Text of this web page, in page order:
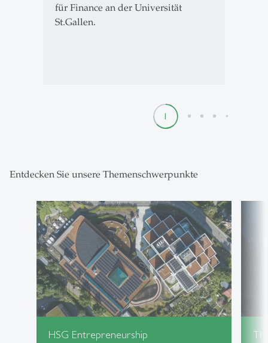
für Finance an der Universität
St.Gallen.
1 2 3 4 5
Entdecken Sie unsere Themenschwerpunkte
HSG Entrepreneurship